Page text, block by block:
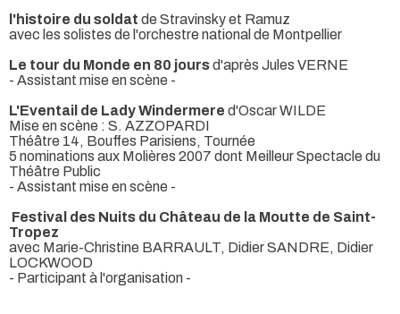
l'histoire du soldat de Stravinsky et Ramuz
avec les solistes de l'orchestre national de Montpellier
Le tour du Monde en 80 joursd'après Jules VERNE
- Assistant mise en scène -
L'Eventail de Lady Windermere d'Oscar WILDE
Mise en scène : S. AZZOPARDI
Théâtre 14, Bouffes Parisiens, Tournée
5 nominations aux Molières 2007 dont Meilleur Spectacle du
Théâtre Public
- Assistant mise en scène -
Festival des Nuits du Château de la Moutte de Saint-
Tropez
avec Marie-Christine BARRAULT, Didier SANDRE, Didier
LOCKWOOD
- Participant à l'organisation -